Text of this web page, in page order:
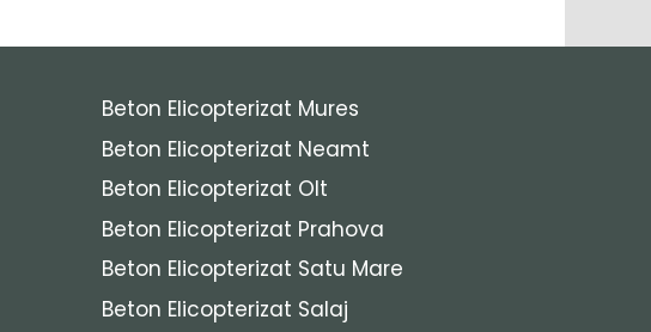
Beton Elicopterizat Mures
Beton Elicopterizat Neamt
Beton Elicopterizat Olt
Beton Elicopterizat Prahova
Beton Elicopterizat Satu Mare
Beton Elicopterizat Salaj